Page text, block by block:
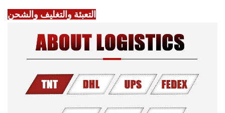
التعبئة والتغليف والشحن